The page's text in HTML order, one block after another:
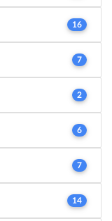
16
7
2
6
7
14